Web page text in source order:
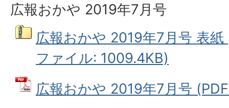
広報おかや 2019年7月号
広報おかや 2019年7月号 表
ファイル: 1009.4KB)
広報おかや 2019年7月号